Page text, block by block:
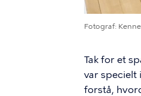
Fotograf
Tak for et
var specielt
forstå,